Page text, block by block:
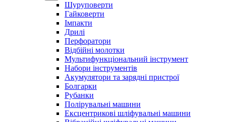
Шуруповерти
Гайковерти
Імпакти
Дрилі
Перфоратори
Відбійні молотки
Мультифункціональний інструмент
Набори інструментів
Акумулятори та зарядні пристрої
Болгарки
Рубанки
Полірувальні машини
Ексцентрикові шліфувальні машини